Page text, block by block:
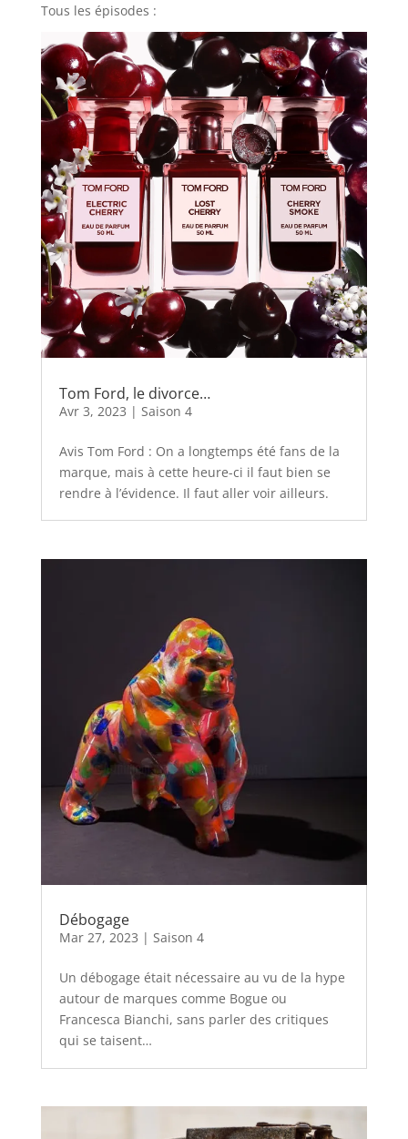
Tous les épisodes :
Tom Ford, le divorce…
Avr 3, 2023 | Saison 4
Avis Tom Ford : On a longtemps été fans de la
marque, mais à cette heure-ci il faut bien se
rendre à l’évidence. Il faut aller voir ailleurs.
Débogage
Mar 27, 2023 | Saison 4
Un débogage était nécessaire au vu de la hype
autour de marques comme Bogue ou
Francesca Bianchi, sans parler des critiques
qui se taisent…